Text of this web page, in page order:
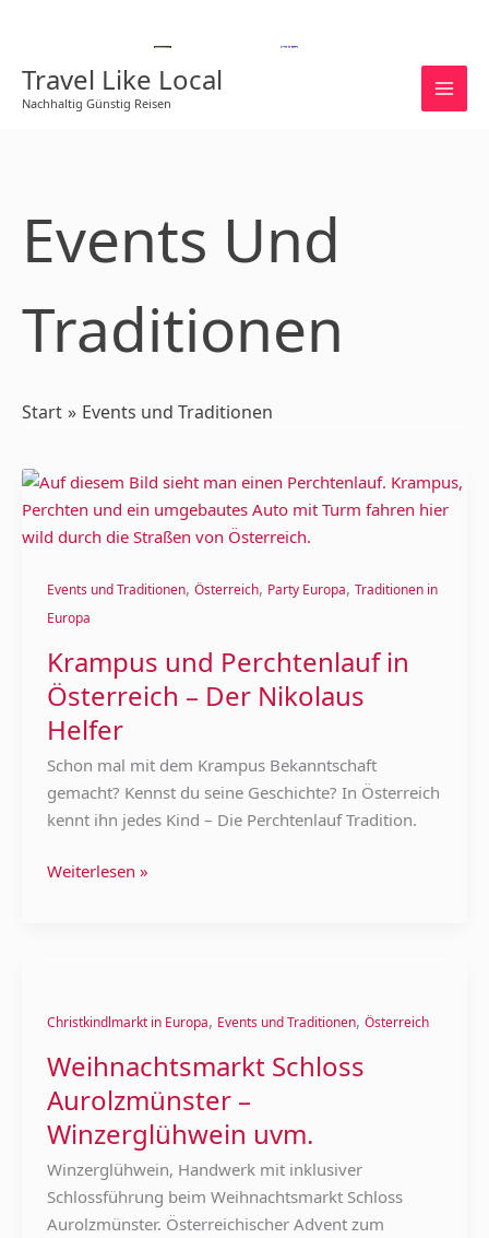
springen
Travel Like Local
Nachhaltig Günstig Reisen
Events Und
Traditionen
Start Events und Traditionen
Events und Traditionen, Österreich, Party Europa, Traditionen in
Europa
Krampus und Perchtenlauf in
Österreich – Der Nikolaus
Helfer
Schon mal mit dem Krampus Bekanntschaft
gemacht? Kennst du seine Geschichte? In Österreich
kennt ihn jedes Kind – Die Perchtenlauf Tradition.
Krampus
und
Perchtenlauf
Österreich
–
Nikolaus
Helfer
Weiterlesen »
Christkindlmarkt in Europa, Events und Traditionen, Österreich
Weihnachtsmarkt Schloss
Aurolzmünster –
Winzerglühwein uvm.
Winzerglühwein, Handwerk mit inklusiver
Schlossführung beim Weihnachtsmarkt Schloss
Aurolzmünster. Österreichischer Advent zum
Aurolzmünster
Winzerglühwein
uvm.